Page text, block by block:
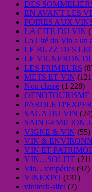
DES
EN AVANT LES
FOIRES AUX
LA CITE DU VIN
La Cité du Vin a un
LE BUZZ DES
LE VIGNERON
LES PRIMEURS
METS ET VIN
Non classé (1 228)
OENOTOURISME
PAROLE
SAGA DU VIN
SAINT-EMILION
VIGNE & VIN (55)
VIN &
VIN ET
VIN…SOLITE
Vin…tempéries (97)
VINEXPO (131)
vinitech-sifel (7)